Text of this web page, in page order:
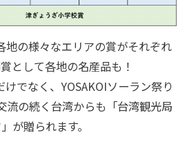
地の様々なエリアの賞がそれぞれ
として各地の名産品も！
でなく、YOSAKOIソーラン祭り
流の続く台湾からも「台湾観光局
が贈られます。